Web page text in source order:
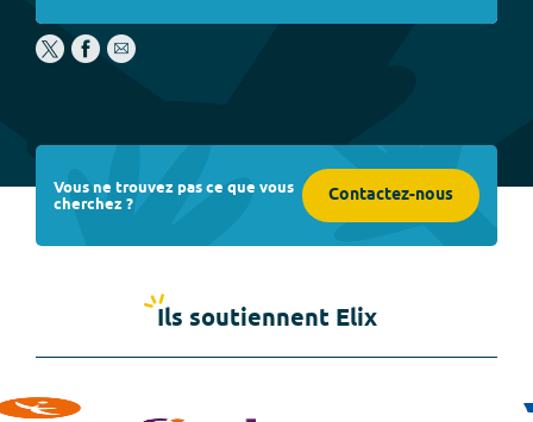
Vous ne trouvez pas ce que vous
cherchez ? Contactez-nous
Ils soutiennent Elix